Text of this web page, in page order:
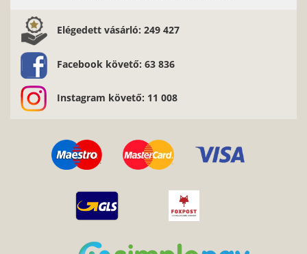
Elégedett vásárló: 249 427
Facebook követő: 63 836
Instagram követő: 11 008